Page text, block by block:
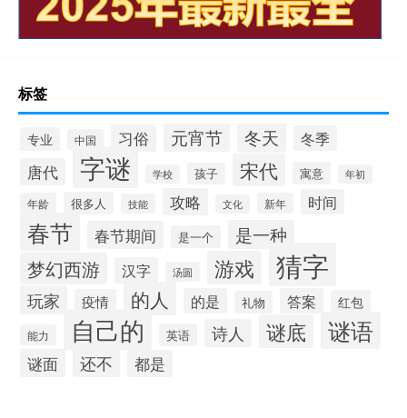
标签
专业 中国 习俗 元宵节 冬天 冬季
唐代 字谜 学校 孩子 宋代 寓意 年初
年龄 很多人 技能 攻略 文化 新年 时间
春节 春节期间 是一个 是一种
梦幻西游 汉字 汤圆 游戏 猜字
玩家 疫情 的人 的是 礼物 答案 红包
能力 自己的 英语 诗人 谜底 谜语
谜面 还不 都是